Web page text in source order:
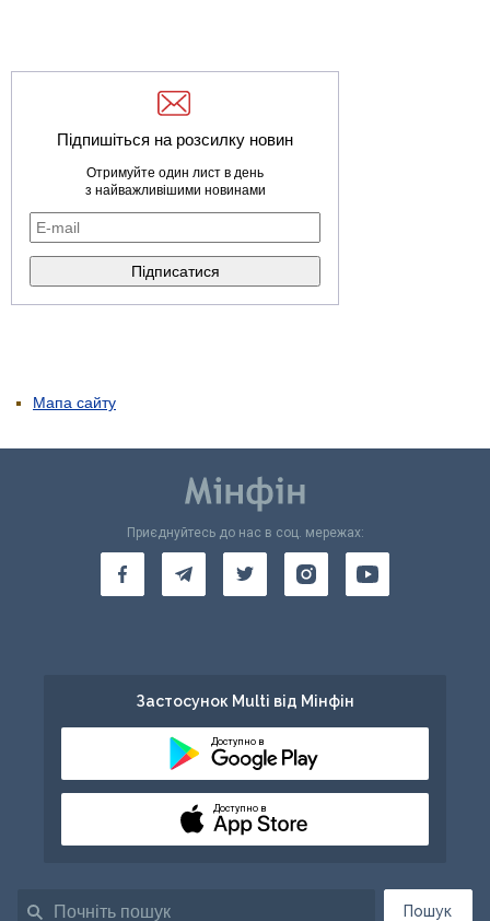
Підпишіться на розсилку новин
Отримуйте один лист в день
з найважливішими новинами
Мапа сайту
Пошук
Приєднуйтесь до нас в соц. мережах:
Застосунок Multi від Мінфін
Доступно в
Доступно в